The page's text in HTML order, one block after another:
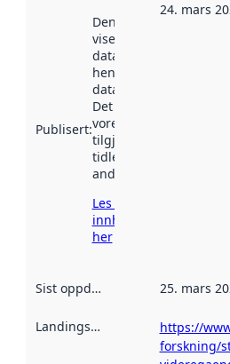
Publisert:
Denne datoen
viser når
datasettet vart
henta inn av
data.norge.no.
Det kan ha
vore
tilgjengeleg
tidlegare
andre stader.
Les meir om
innhenting
her
24. mars
Sist oppdatert 25. mars
Landingsside
https://
forskning/